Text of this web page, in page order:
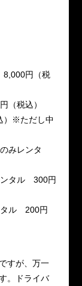
円（税
（税込）
）※ただし中
みレンタ
タル 300円
ル 200円
すが、万一
。ドライバ